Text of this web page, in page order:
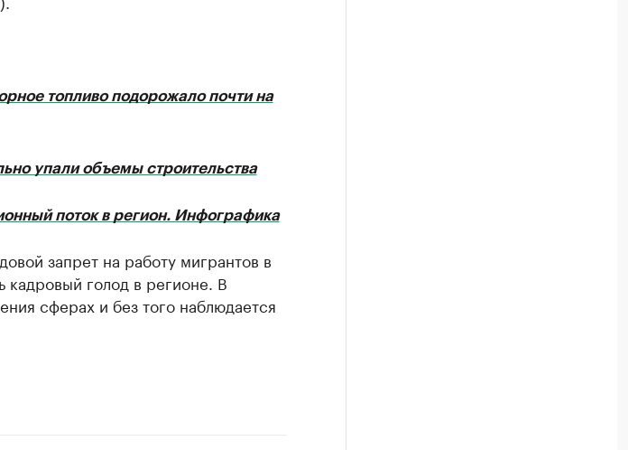
топливо подорожало почти на
упали объемы строительства
поток в регион. Инфографика
запрет на работу мигрантов в
кадровый голод в регионе. В
сферах и без того наблюдается